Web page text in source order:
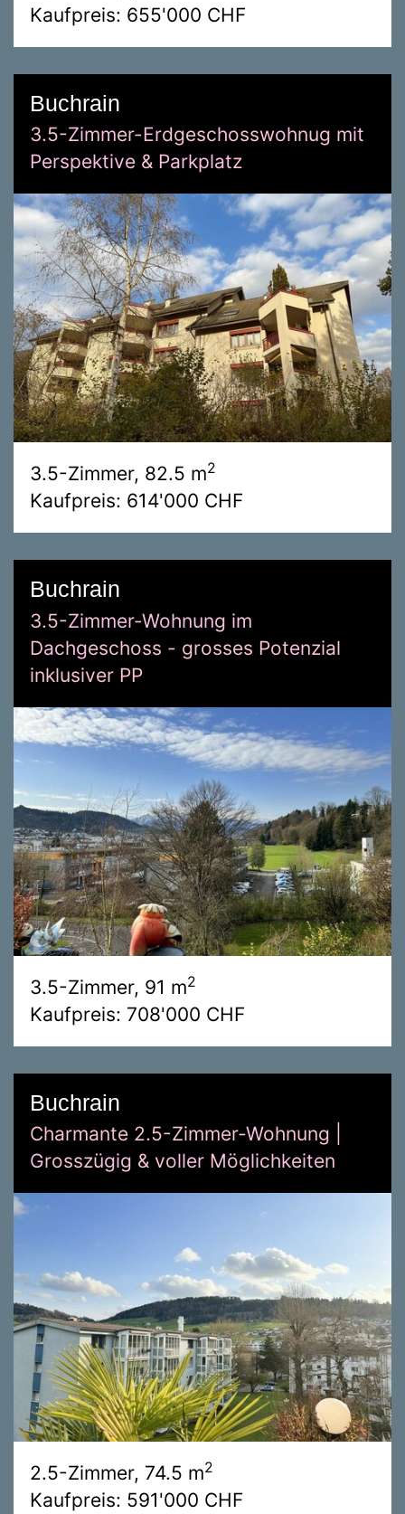
Kaufpreis: 655'000 CHF
Buchrain
3.5-Zimmer-Erdgeschosswohnug mit
Perspektive & Parkplatz
3.5-Zimmer, 82.5 m2
Kaufpreis: 614'000 CHF
Buchrain
3.5-Zimmer-Wohnung im
Dachgeschoss - grosses Potenzial
inklusiver PP
3.5-Zimmer, 91 m2
Kaufpreis: 708'000 CHF
Buchrain
Charmante 2.5-Zimmer-Wohnung |
Grosszügig & voller Möglichkeiten
2.5-Zimmer, 74.5 m2
Kaufpreis: 591'000 CHF